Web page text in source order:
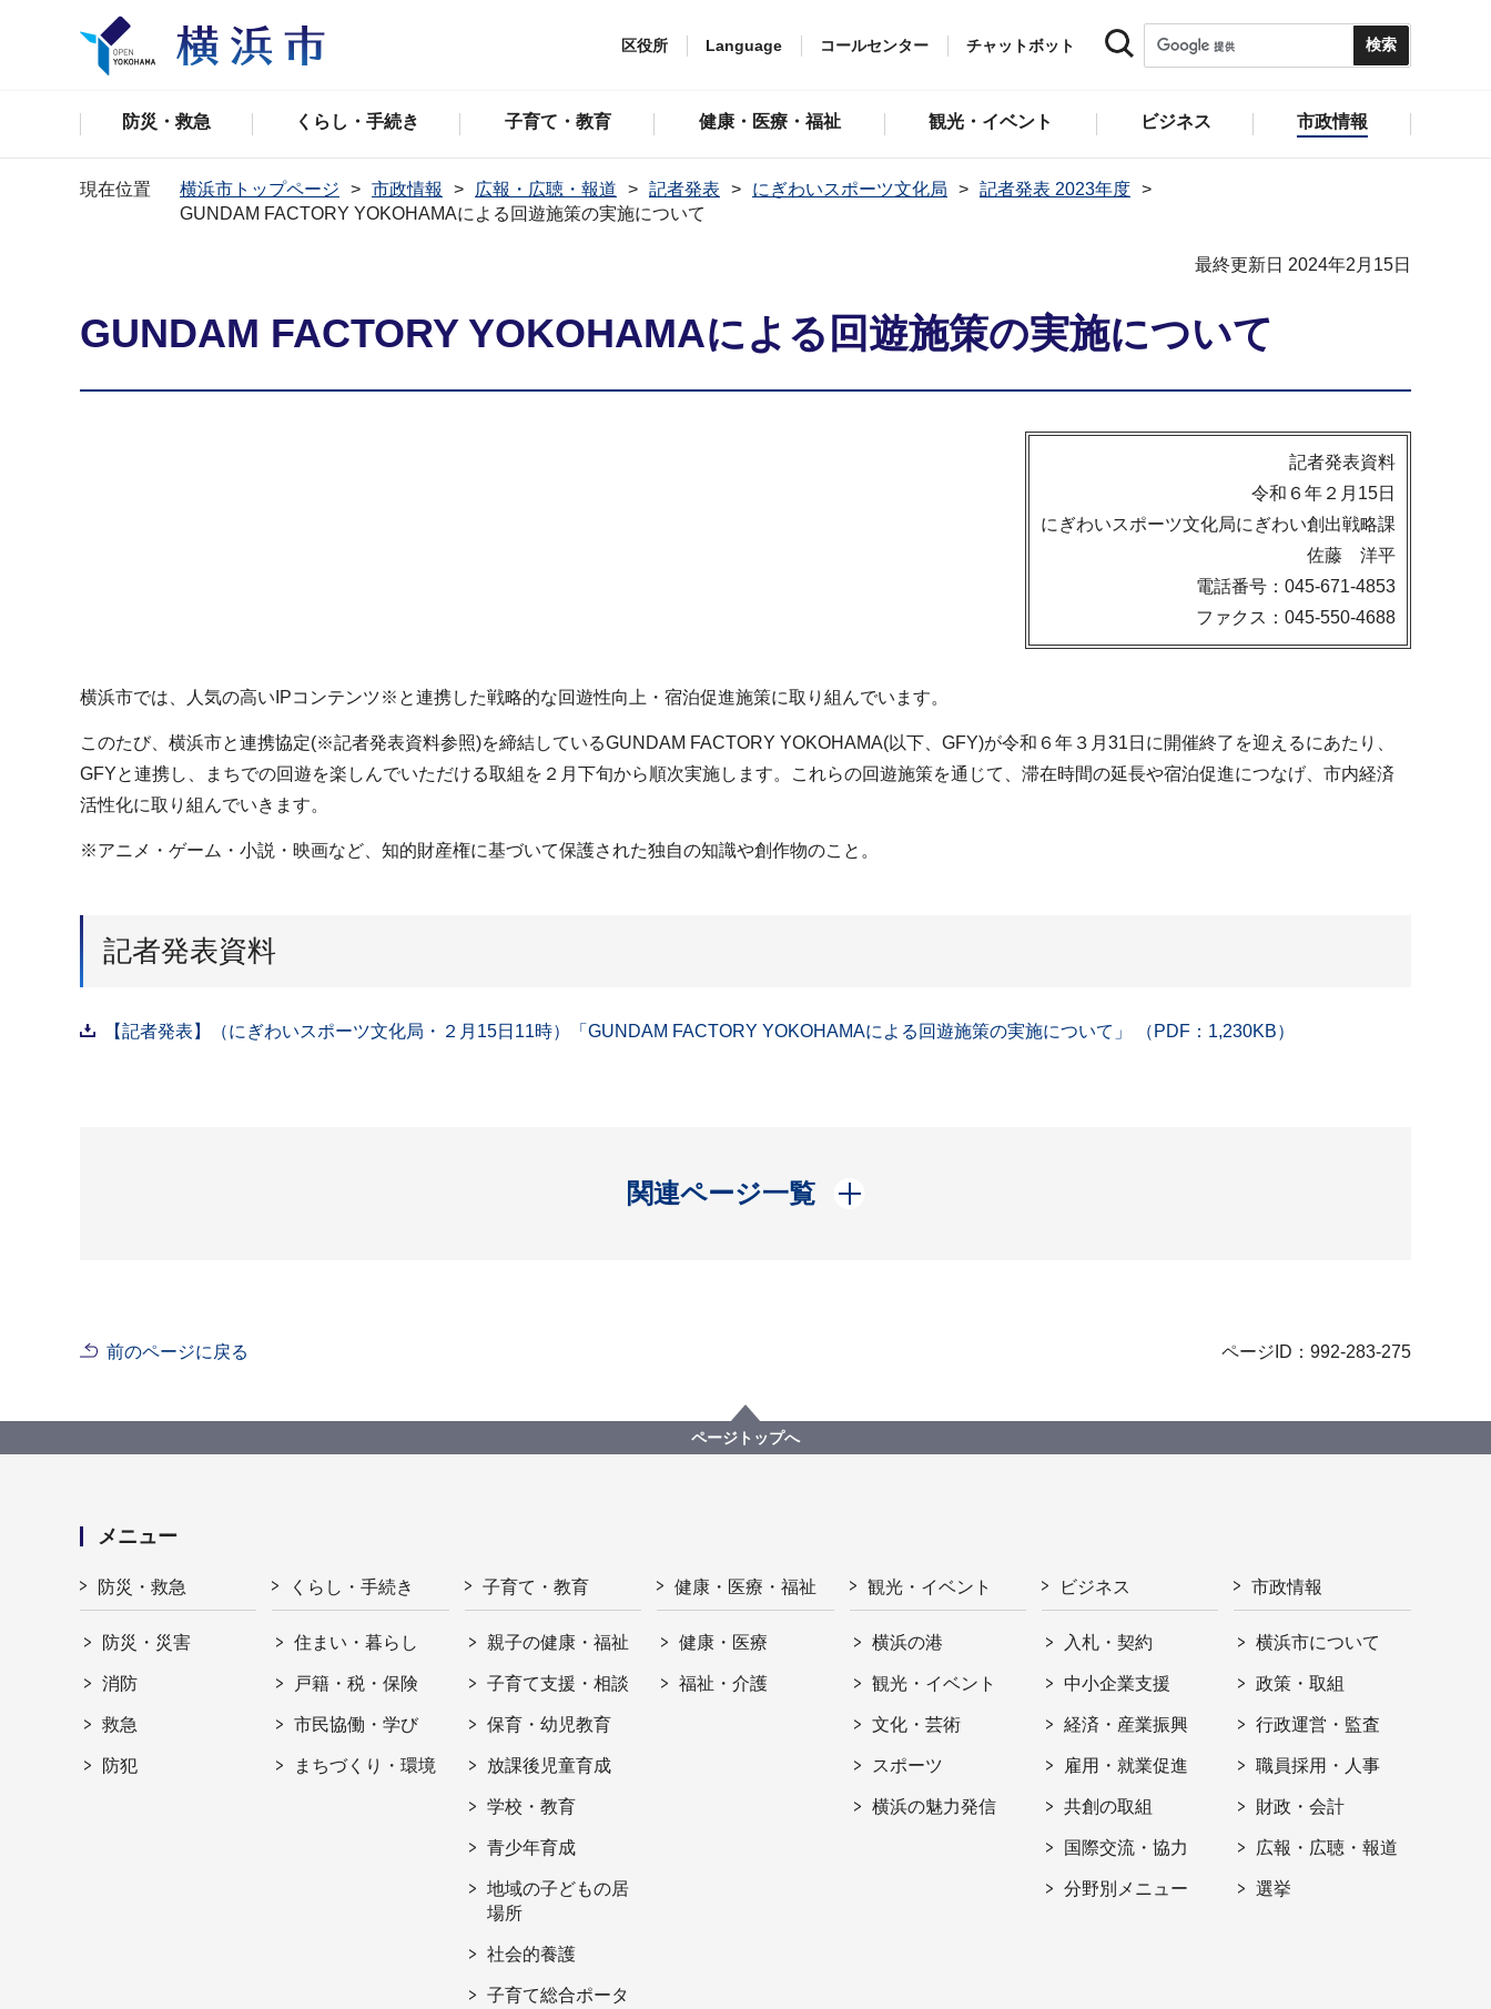
区役所 Language コールセンター チャットボット
防災・救急 くらし・手続き 子育て・教育 健康・医療・福祉 観光・イベント ビジネス 市政情報
現在位置 横浜市トップページ 市政情報 広報・広聴・報道 記者発表 にぎわいスポーツ文化局
記者発表 2023年度
GUNDAM FACTORY YOKOHAMAによる回遊施策の実施について
最終更新日 2024年2月15日
GUNDAM FACTORY YOKOHAMAによる回遊施策の実施について
記者発表資料
令和６年２月15日
にぎわいスポーツ文化局にぎわい創出戦略課
佐藤 洋平
電話番号：045-671-4853
ファクス：045-550-4688
横浜市では、人気の高いIPコンテンツ※と連携した戦略的な回遊性向上・宿泊促進施策に取り組んでいます。
このたび、横浜市と連携協定(※記者発表資料参照)を締結しているGUNDAM FACTORY YOKOHAMA(以下、GFY)が令和６年３月31日に開催終了を迎えるにあたり、
GFYと連携し、まちでの回遊を楽しんでいただける取組を２月下旬から順次実施します。これらの回遊施策を通じて、滞在時間の延長や宿泊促進につなげ、市内経済
活性化に取り組んでいきます。
※アニメ・ゲーム・小説・映画など、知的財産権に基づいて保護された独自の知識や創作物のこと。
記者発表資料
【記者発表】（にぎわいスポーツ文化局・２月15日11時）「GUNDAM FACTORY YOKOHAMAによる回遊施策の実施について」 （PDF：1,230KB）
関連ページ一覧
開く
前のページに戻る ページID：992-283-275
ページトップへ
メニュー
防災・救急
防災・災害
消防
救急
防犯
くらし・手続き
住まい・暮らし
戸籍・税・保険
市民協働・学び
まちづくり・環境
子育て・教育
親子の健康・福祉
子育て支援・相談
保育・幼児教育
放課後児童育成
学校・教育
青少年育成
地域の子どもの居
場所
社会的養護
子育て総合ポータ
健康・医療・福祉
健康・医療
福祉・介護
観光・イベント
横浜の港
観光・イベント
文化・芸術
スポーツ
横浜の魅力発信
ビジネス
入札・契約
中小企業支援
経済・産業振興
雇用・就業促進
共創の取組
国際交流・協力
分野別メニュー
市政情報
横浜市について
政策・取組
行政運営・監査
職員採用・人事
財政・会計
広報・広聴・報道
選挙